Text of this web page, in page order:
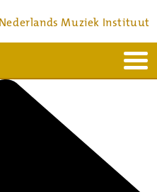
Muziek Instituut